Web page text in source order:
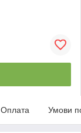
Оплата Умови